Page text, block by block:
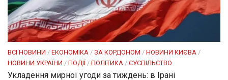
ВСІ НОВИНИ / ЕКОНОМІКА / ЗА КОРДОНОМ / НОВИНИ КИЄВА /
НОВИНИ УКРАЇНИ / ПОДІЇ / ПОЛІТИКА / СУСПІЛЬСТВО
Укладення мирної угоди за тиждень: в Ірані